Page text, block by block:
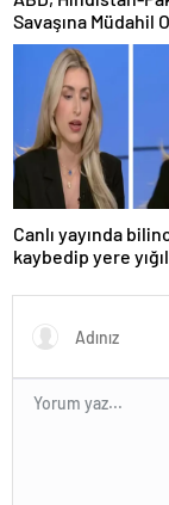
Savaşına Müdahil
Canlı yayında
kaybedip yere